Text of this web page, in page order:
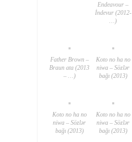
Endeavour –
İndevur (2012-
…)
Father Brown –
Braun ata (2013
– …)
Koto no ha no
niwa – Sözlər
bağı (2013)
Koto no ha no
niwa – Sözlər
bağı (2013)
Koto no ha no
niwa – Sözlər
bağı (2013)